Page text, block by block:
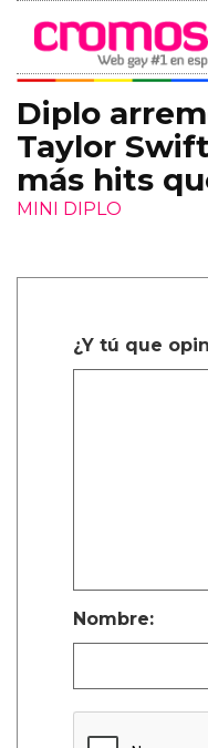
Diplo
Taylor
más hits
MINI DIPLO
¿Y tú que
Nombre: